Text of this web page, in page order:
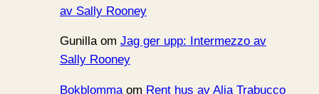
av Sally Rooney
Gunillaom Jag ger upp: Intermezzo av
Sally Rooney
Bokblommaom Rent hus av Alia Trabucco